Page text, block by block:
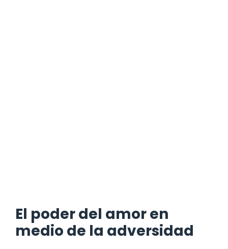
El poder del amor en
medio de la adversidad